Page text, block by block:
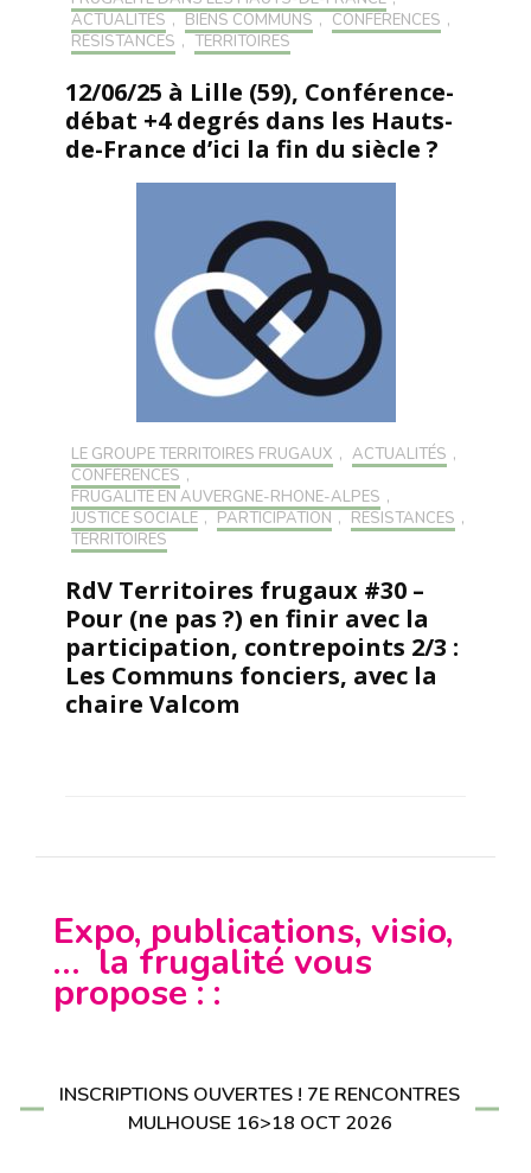
ACTUALITÉS , BIENS COMMUNS , CONFÉRENCES ,
RÉSISTANCES , TERRITOIRES
12/06/25 à Lille (59), Conférence-
débat +4 degrés dans les Hauts-
de-France d’ici la fin du siècle ?
LE GROUPE TERRITOIRES FRUGAUX , ACTUALITÉS ,
CONFÉRENCES ,
FRUGALITÉ EN AUVERGNE-RHONE-ALPES ,
JUSTICE SOCIALE , PARTICIPATION , RÉSISTANCES ,
TERRITOIRES
RdV Territoires frugaux #30 –
Pour (ne pas ?) en finir avec la
participation, contrepoints 2/3 :
Les Communs fonciers, avec la
chaire Valcom
Expo, publications, visio,
… la frugalité vous
propose : :
INSCRIPTIONS OUVERTES ! 7E RENCONTRES
MULHOUSE 16>18 OCT 2026